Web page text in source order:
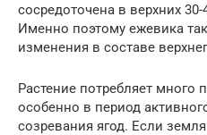
сосредоточена в верхних
Именно поэтому ежевика
изменения в составе
Растение потребляет много
особенно в период
созревания ягод. Если